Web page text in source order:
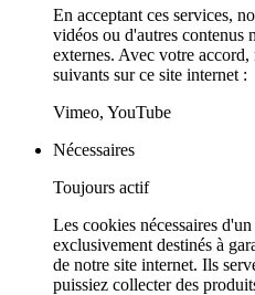
En acceptant ces services,
vidéos ou d'autres contenus
externes. Avec votre
suivants sur ce site internet :
Vimeo, YouTube
Nécessaires
Toujours actif
Les cookies nécessaires
exclusivement destinés à
de notre site internet. Ils
puissiez collecter des